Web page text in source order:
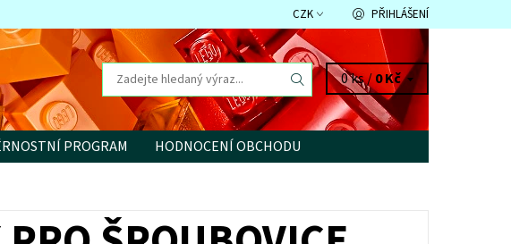
CZK PŘIHLÁŠENÍ
0 ks /0 Kč
PROGRAM
HODNOCENÍ OBCHODU